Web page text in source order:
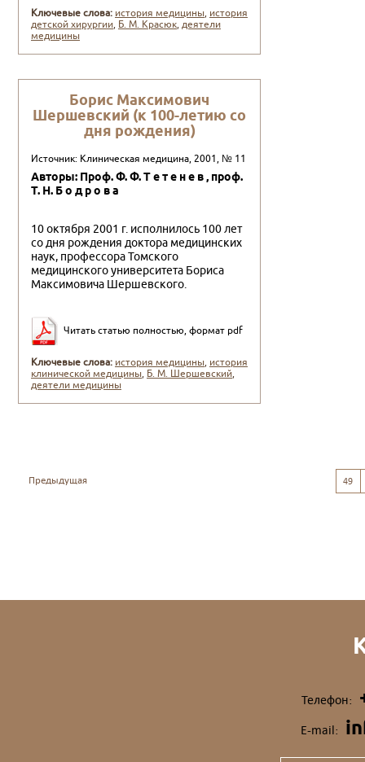
Ключевые слова: история медицины, история
детской хирургии, Б. М. Красюк,деятели
медицины
Борис Максимович
Шершевский (к 100-летию со
дня рождения)
Источник: Клиническая медицина, 2001, № 11
Авторы: Проф. Ф. Ф. Т е т е н е в , проф.
Т. Н. Б о д р о в а
10 октября 2001 г. исполнилось 100 лет
со дня рож­дения доктора медицинских
наук, профессора Томского
медицинского университета Бориса
Максимовича Шершевского.
Читать статью полностью, формат pdf
Ключевые слова: история медицины, история
клинической медицины, Б. М. Шершевский,
деятели медицины
Предыдущая 49
Телефон:
E-mail: